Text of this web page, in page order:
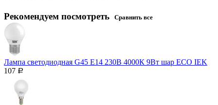
Рекомендуем посмотреть Сравнить все
Лампа светодиодная G45 Е14 230В 4000К 9Вт шар ECO IEK
107 Р